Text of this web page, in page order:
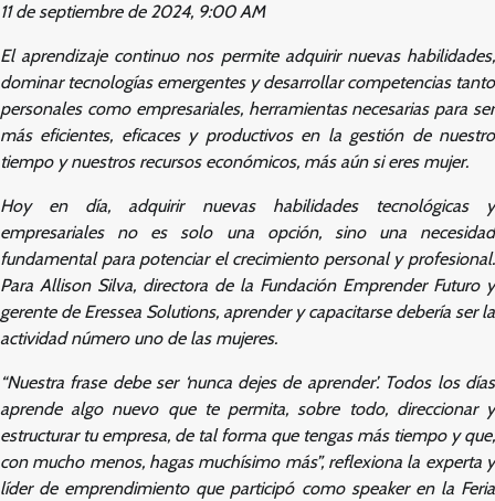
11 de septiembre de 2024, 9:00 AM
El aprendizaje continuo nos permite adquirir nuevas habilidades,
dominar tecnologías emergentes y desarrollar competencias tanto
personales como empresariales, herramientas necesarias para ser
más eficientes, eficaces y productivos en la gestión de nuestro
tiempo y nuestros recursos económicos, más aún si eres mujer.
Hoy en día, adquirir nuevas habilidades tecnológicas y
empresariales no es solo una opción, sino una necesidad
fundamental para potenciar el crecimiento personal y profesional.
Para Allison Silva, directora de la Fundación Emprender Futuro y
gerente de Eressea Solutions, aprender y capacitarse debería ser la
actividad número uno de las mujeres.
“Nuestra frase debe ser ‘nunca dejes de aprender’. Todos los días
aprende algo nuevo que te permita, sobre todo, direccionar y
estructurar tu empresa, de tal forma que tengas más tiempo y que,
con mucho menos, hagas muchísimo más”, reflexiona la experta y
líder de emprendimiento que participó como speakeren la Feria